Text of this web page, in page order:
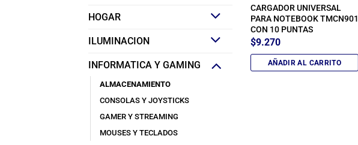
HOGAR
ILUMINACION
INFORMATICA Y GAMING
ALMACENAMIENTO
CONSOLAS Y JOYSTICKS
GAMER Y STREAMING
MOUSES Y TECLADOS
CARGADOR UNIVERSAL
PARA NOTEBOOK TMCN901
CON 10 PUNTAS
$9.270
AÑADIR AL CARRITO